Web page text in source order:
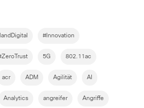
#Innovation
5G 802.11ac
acr ADM Agilität AI
Analytics angreifer Angriffe